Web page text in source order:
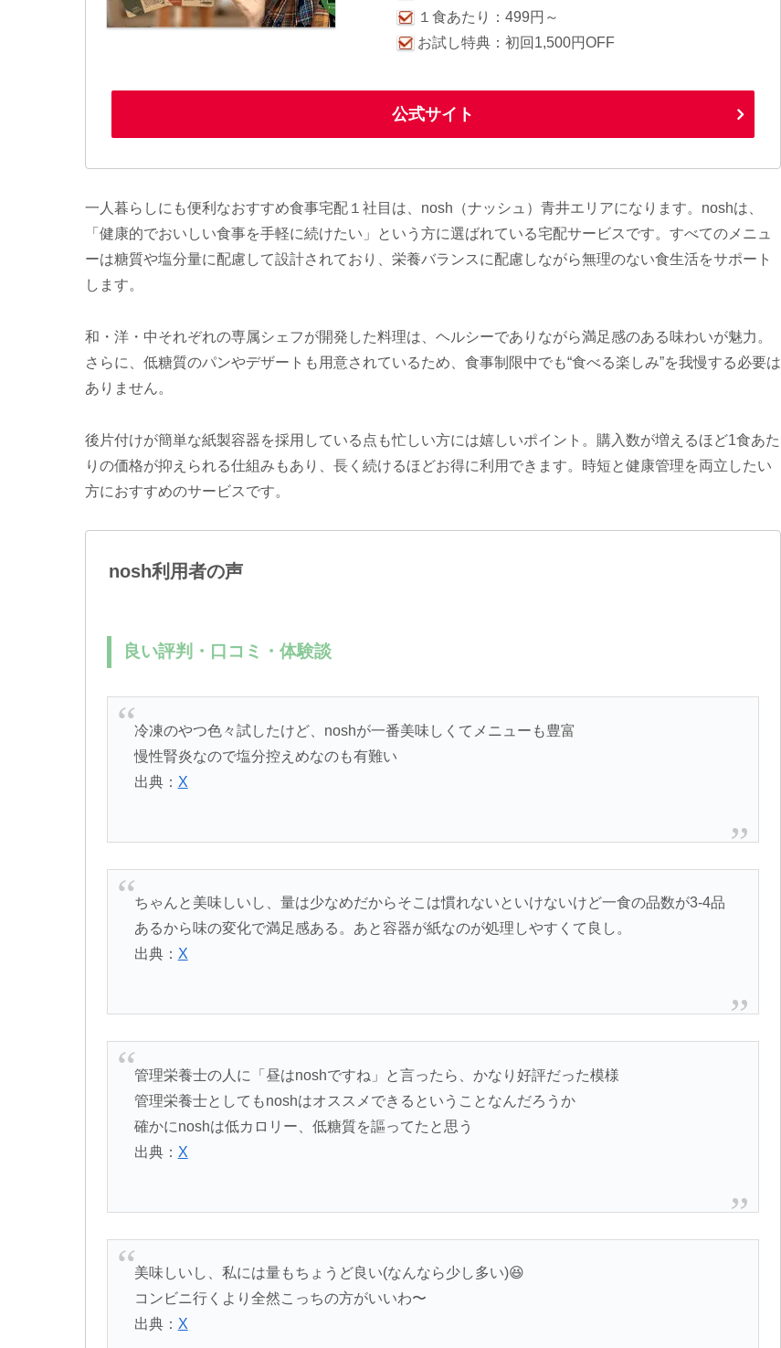
１食あたり：499円～
お試し特典：初回1,500円OFF
公式サイト
一人暮らしにも便利なおすすめ食事宅配１社目は、nosh（ナッシュ）青井エリアになります。noshは、
「健康的でおいしい食事を手軽に続けたい」という方に選ばれている宅配サービスです。すべてのメニュ
ーは糖質や塩分量に配慮して設計されており、栄養バランスに配慮しながら無理のない食生活をサポート
します。
和・洋・中それぞれの専属シェフが開発した料理は、ヘルシーでありながら満足感のある味わいが魅力。
さらに、低糖質のパンやデザートも用意されているため、食事制限中でも“食べる楽しみ”を我慢する必要は
ありません。
後片付けが簡単な紙製容器を採用している点も忙しい方には嬉しいポイント。購入数が増えるほど1食あた
りの価格が抑えられる仕組みもあり、長く続けるほどお得に利用できます。時短と健康管理を両立したい
方におすすめのサービスです。
nosh利用者の声
良い評判・口コミ・体験談
冷凍のやつ色々試したけど、noshが一番美味しくてメニューも豊富
慢性腎炎なので塩分控えめなのも有難い
出典： X
ちゃんと美味しいし、量は少なめだからそこは慣れないといけないけど一食の品数が3-4品
あるから味の変化で満足感ある。あと容器が紙なのが処理しやすくて良し。
出典： X
管理栄養士の人に「昼はnoshですね」と言ったら、かなり好評だった模様
管理栄養士としてもnoshはオススメできるということなんだろうか
確かにnoshは低カロリー、低糖質を謳ってたと思う
出典： X
美味しいし、私には量もちょうど良い(なんなら少し多い)😆
コンビニ行くより全然こっちの方がいいわ〜
出典： X